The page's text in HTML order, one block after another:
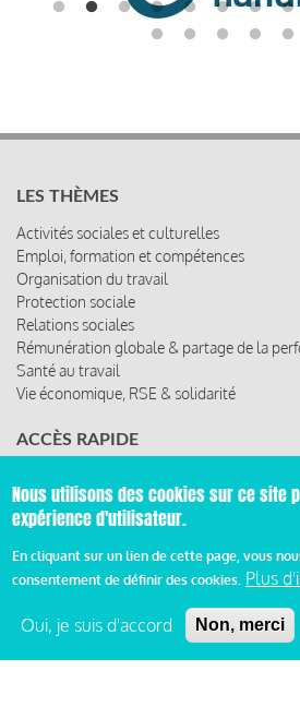
LES THÈMES
Activités sociales et culturelles
Emploi, formation et compétences
Organisation du travail
Protection sociale
Relations sociales
Rémunération globale & partage de la
Santé au travail
Vie économique, RSE & solidarité
ACCÈS RAPIDE
Les rencontres
Les ressources
© 2019 Miroir Social - Réalisé
Mentions légales et condition
Nous utilisons des cookies sur ce site
expérience d'utilisateur.
En cliquant sur un lien de cette page, vous
consentement de définir des cookies. Plus
Oui, je suis d'accord Non, merci